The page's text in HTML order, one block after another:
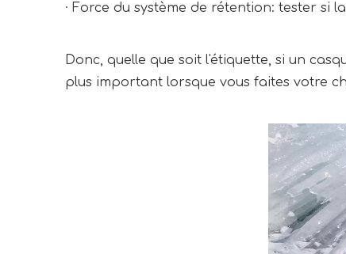
· Force du système de rétention: tester si
Donc, quelle que soit l'étiquette, si un
plus important lorsque vous faites votre